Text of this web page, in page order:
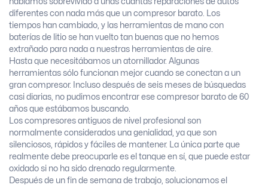
habíamos sobrevivido a unas cuantas reparaciones de autos
diferentes con nada más que un compresor barato. Los
tiempos han cambiado, y las herramientas de mano con
baterías de litio se han vuelto tan buenas que no hemos
extrañado para nada a nuestras herramientas de aire.
Hasta que necesitábamos un atornillador. Algunas
herramientas sólo funcionan mejor cuando se conectan a un
gran compresor. Incluso después de seis meses de búsquedas
casi diarias, no pudimos encontrar ese compresor barato de 60
años que estábamos buscando.
Los compresores antiguos de nivel profesional son
normalmente considerados una genialidad, ya que son
silenciosos, rápidos y fáciles de mantener. La única parte que
realmente debe preocuparle es el tanque en sí, que puede estar
oxidado si no ha sido drenado regularmente.
Después de un fin de semana de trabajo, solucionamos el